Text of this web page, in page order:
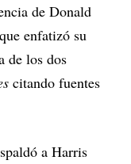
de Donald
enfatizó su
de los dos
citando fuentes
a Harris